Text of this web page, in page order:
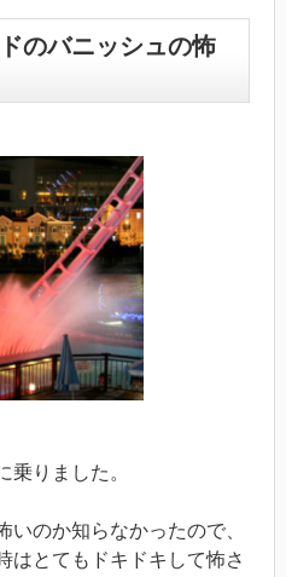
のバニッシュの怖
乗りました。
のか知らなかったので、
はとてもドキドキして怖さ